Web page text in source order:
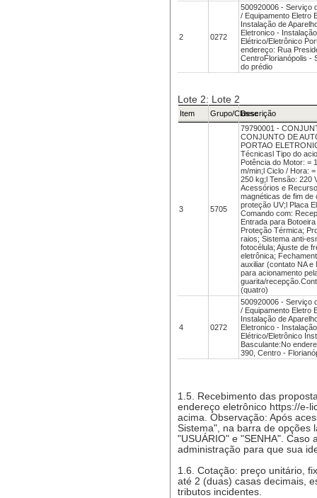
2 0272
500920006 - Serviço
/ Equipamento Eletro
Instalação de
Eletronico -
Elétrico/Eletrônico
endereço: Rua
CentroFlorianópolis -
do prédio
Lote 2: Lote 2
Item Grupo/ClasseDescrição
3 5705
79790001 -
CONJUNTO DE
PORTAO
Técnicasl Tipo do
Potência do Motor: =
m/min;l Ciclo / Hora:
250 kg;l Tensão: 220
Acessórios e
magnéticas de fim de
proteção UV;l Placa
Comando com:
Entrada para
Proteção Térmica;
raios; Sistema anti-
fotocélula; Ajuste de
eletrônica;
auxiliar (contato NA e
para acionamento
guarita/
(quatro)
4 0272
500920006 - Serviço
/ Equipamento Eletro
Instalação de
Eletronico -
Elétrico/Eletrônico
Basculante:No
390, Centro -
1.5. Recebimento das
endereço eletrônico https://e-
acima. Observação: Após
Sistema", na barra de opções
"USUÁRIO" e "SENHA".
administração para que sua
1.6. Cotação: preço unitário,
até 2 (duas) casas decimais,
tributos incidentes.